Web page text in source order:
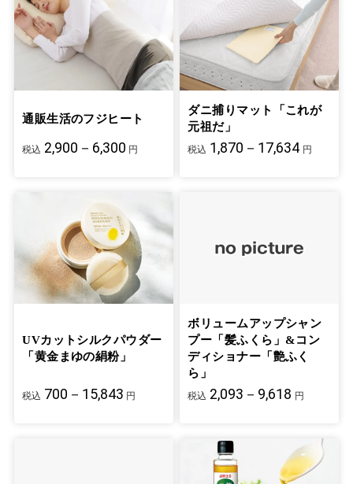
通販生活のフジヒート
税込 2,900－6,300 円
ダニ捕りマット「これが
元祖だ」
税込 1,870－17,634 円
UVカットシルクパウダー
「黄金まゆの絹粉」
税込 700－15,843 円
ボリュームアップシャン
プー「髪ふくら」&コン
ディショナー「艶ふく
ら」
税込 2,093－9,618 円